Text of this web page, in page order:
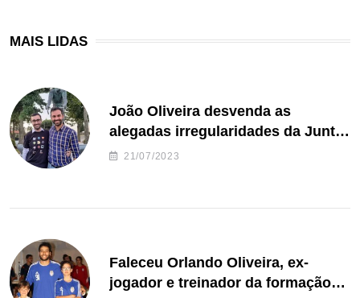
MAIS LIDAS
João Oliveira desvenda as
alegadas irregularidades da Junta
de Freguesia S. João de Ver
21/07/2023
Faleceu Orlando Oliveira, ex-
jogador e treinador da formação